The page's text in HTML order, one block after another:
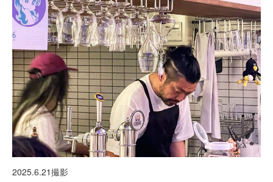
2025.6.21撮影